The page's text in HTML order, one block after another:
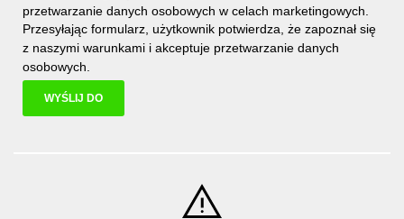
przetwarzanie danych osobowych w celach marketingowych.
Przesyłając formularz, użytkownik potwierdza, że zapoznał się
z naszymi warunkami i akceptuje przetwarzanie danych
osobowych
WYŚLIJ DO